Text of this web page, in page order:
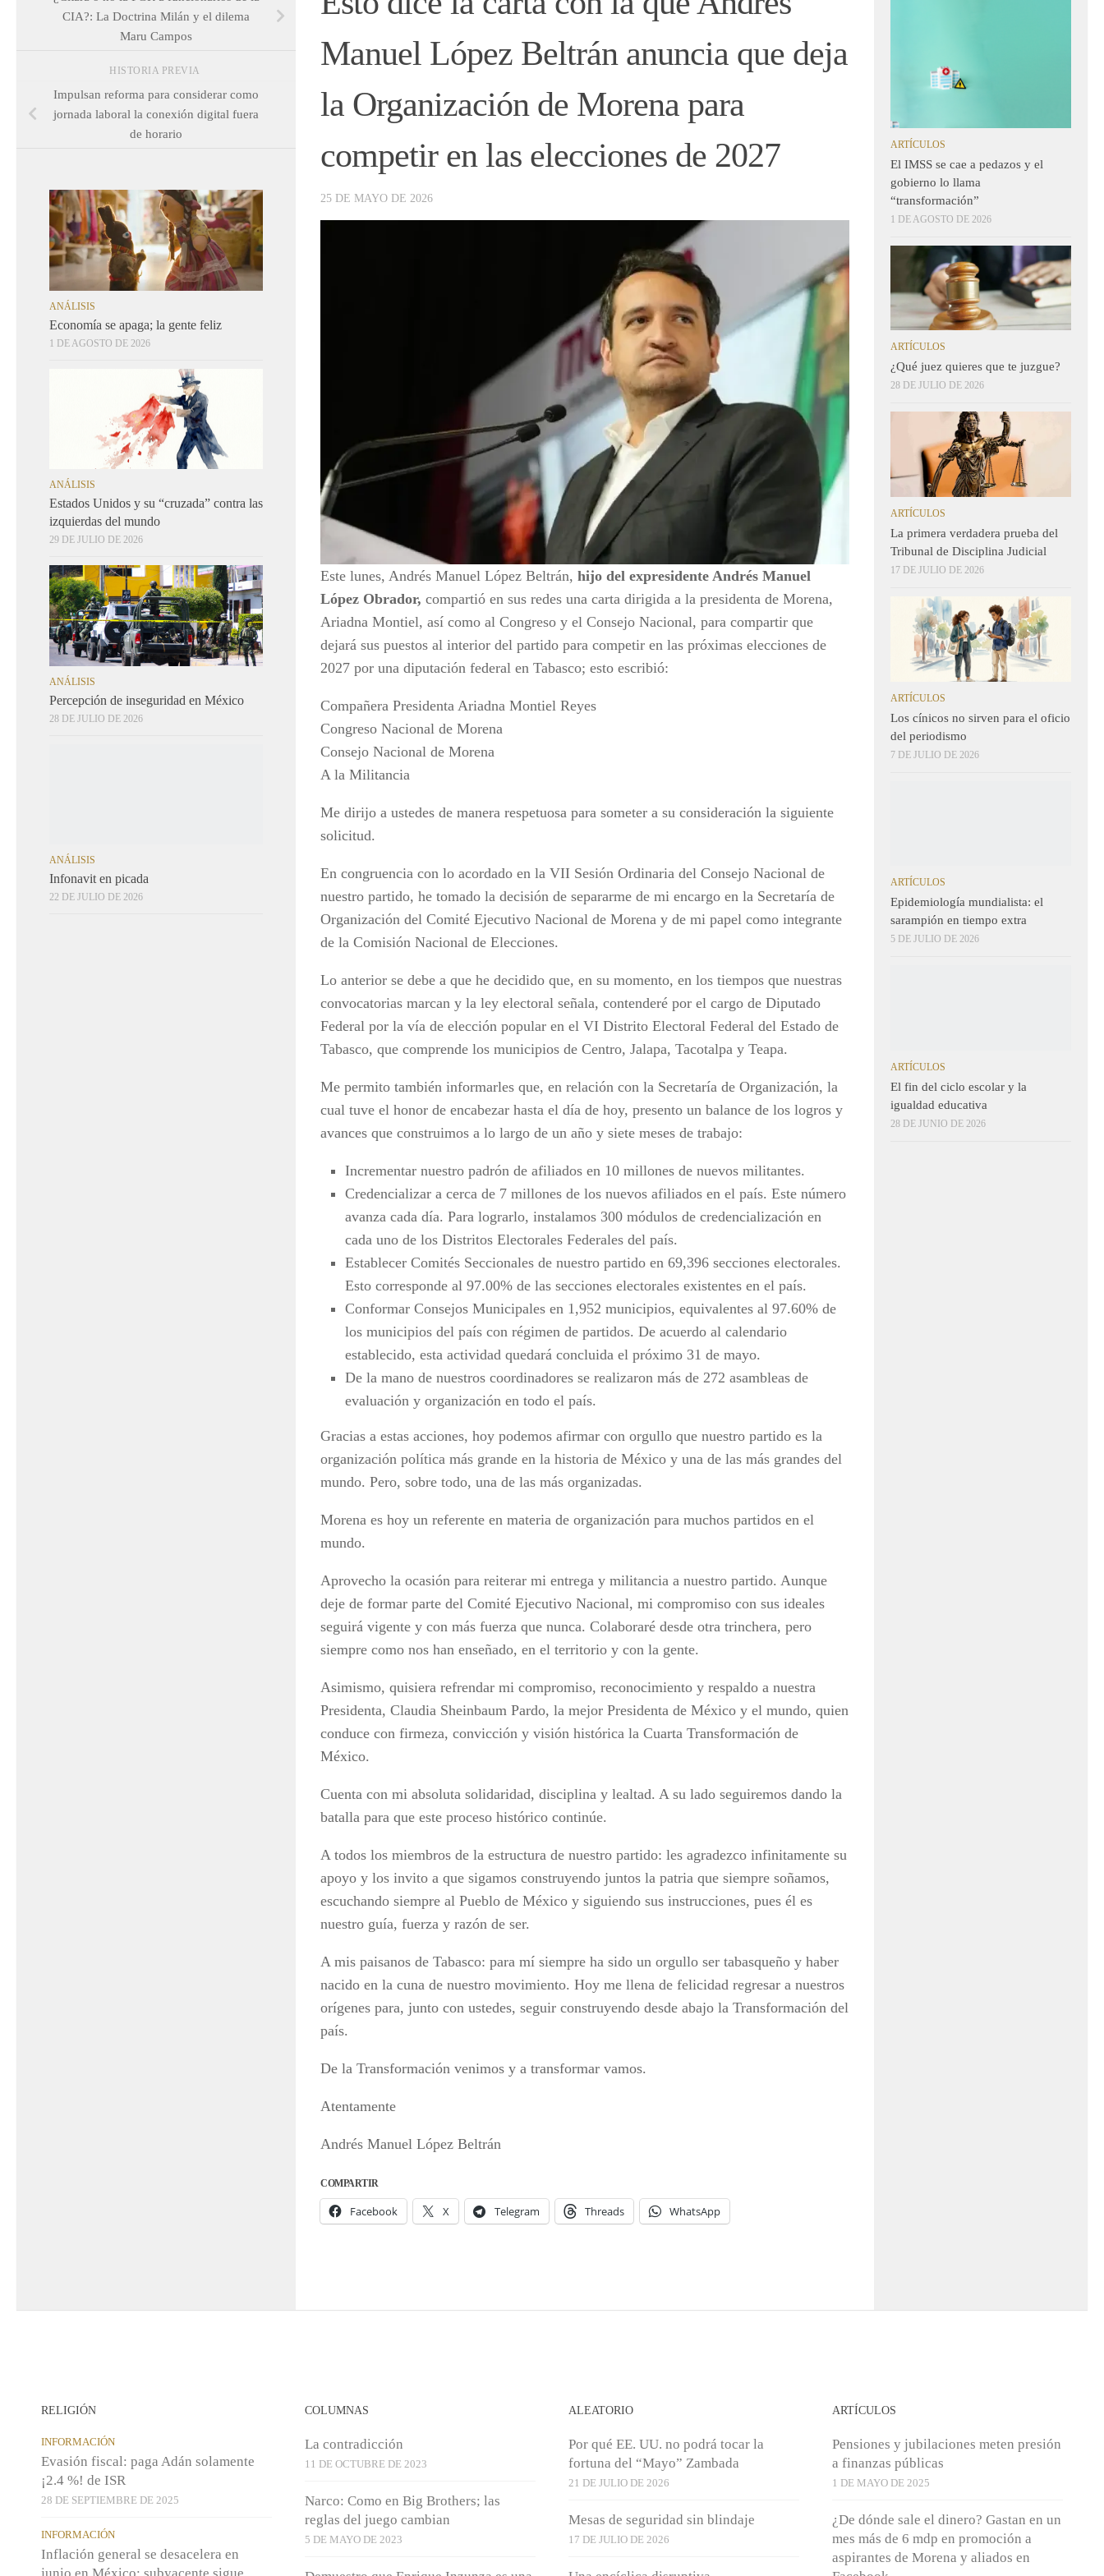
Manuel López Beltrán anuncia que deja
la Organización de Morena para
competir en las elecciones de 2027
25 DE MAYO DE 2026
Este lunes, Andrés Manuel López Beltrán, hijo del expresidente Andrés Manuel
López Obrador, compartió en sus redes una carta dirigida a la presidenta de Morena,
Ariadna Montiel, así como al Congreso y el Consejo Nacional, para compartir que
dejará sus puestos al interior del partido para competir en las próximas elecciones de
2027 por una diputación federal en Tabasco; esto escribió:
Compañera Presidenta Ariadna Montiel Reyes
Congreso Nacional de Morena
Consejo Nacional de Morena
A la Militancia
Me dirijo a ustedes de manera respetuosa para someter a su consideración la siguiente
solicitud.
En congruencia con lo acordado en la VII Sesión Ordinaria del Consejo Nacional de
nuestro partido, he tomado la decisión de separarme de mi encargo en la Secretaría de
Organización del Comité Ejecutivo Nacional de Morena y de mi papel como integrante
de la Comisión Nacional de Elecciones.
Lo anterior se debe a que he decidido que, en su momento, en los tiempos que nuestras
convocatorias marcan y la ley electoral señala, contenderé por el cargo de Diputado
Federal por la vía de elección popular en el VI Distrito Electoral Federal del Estado de
Tabasco, que comprende los municipios de Centro, Jalapa, Tacotalpa y Teapa.
Me permito también informarles que, en relación con la Secretaría de Organización, la
cual tuve el honor de encabezar hasta el día de hoy, presento un balance de los logros y
avances que construimos a lo largo de un año y siete meses de trabajo:
Incrementar nuestro padrón de afiliados en 10 millones de nuevos militantes.
Credencializar a cerca de 7 millones de los nuevos afiliados en el país. Este número
avanza cada día. Para lograrlo, instalamos 300 módulos de credencialización en
cada uno de los Distritos Electorales Federales del país.
Establecer Comités Seccionales de nuestro partido en 69,396 secciones electorales.
Esto corresponde al 97.00% de las secciones electorales existentes en el país.
Conformar Consejos Municipales en 1,952 municipios, equivalentes al 97.60% de
los municipios del país con régimen de partidos. De acuerdo al calendario
establecido, esta actividad quedará concluida el próximo 31 de mayo.
De la mano de nuestros coordinadores se realizaron más de 272 asambleas de
evaluación y organización en todo el país.
Gracias a estas acciones, hoy podemos afirmar con orgullo que nuestro partido es la
organización política más grande en la historia de México y una de las más grandes del
mundo. Pero, sobre todo, una de las más organizadas.
Morena es hoy un referente en materia de organización para muchos partidos en el
mundo.
Aprovecho la ocasión para reiterar mi entrega y militancia a nuestro partido. Aunque
deje de formar parte del Comité Ejecutivo Nacional, mi compromiso con sus ideales
seguirá vigente y con más fuerza que nunca. Colaboraré desde otra trinchera, pero
siempre como nos han enseñado, en el territorio y con la gente.
Asimismo, quisiera refrendar mi compromiso, reconocimiento y respaldo a nuestra
Presidenta, Claudia Sheinbaum Pardo, la mejor Presidenta de México y el mundo, quien
conduce con firmeza, convicción y visión histórica la Cuarta Transformación de
México.
Cuenta con mi absoluta solidaridad, disciplina y lealtad. A su lado seguiremos dando la
batalla para que este proceso histórico continúe.
A todos los miembros de la estructura de nuestro partido: les agradezco infinitamente su
apoyo y los invito a que sigamos construyendo juntos la patria que siempre soñamos,
escuchando siempre al Pueblo de México y siguiendo sus instrucciones, pues él es
nuestro guía, fuerza y razón de ser.
A mis paisanos de Tabasco: para mí siempre ha sido un orgullo ser tabasqueño y haber
nacido en la cuna de nuestro movimiento. Hoy me llena de felicidad regresar a nuestros
orígenes para, junto con ustedes, seguir construyendo desde abajo la Transformación del
país.
De la Transformación venimos y a transformar vamos.
Atentamente
Andrés Manuel López Beltrán
COMPARTIR
Facebook X Telegram Threads WhatsApp
CIA?: La Doctrina Milán y el dilema
Maru Campos
HISTORIA PREVIA
Impulsan reforma para considerar como
jornada laboral la conexión digital fuera
de horario
ANÁLISIS
Economía se apaga; la gente feliz
1 DE AGOSTO DE 2026
ANÁLISIS
Estados Unidos y su “cruzada” contra las
izquierdas del mundo
29 DE JULIO DE 2026
ANÁLISIS
Percepción de inseguridad en México
28 DE JULIO DE 2026
ARTÍCULOS
El IMSS se cae a pedazos y el
gobierno lo llama
“transformación”
1 DE AGOSTO DE 2026
ARTÍCULOS
¿Qué juez quieres que te juzgue?
28 DE JULIO DE 2026
ARTÍCULOS
La primera verdadera prueba del
Tribunal de Disciplina Judicial
17 DE JULIO DE 2026
ARTÍCULOS
Los cínicos no sirven para el oficio
del periodismo
7 DE JULIO DE 2026
ARTÍCULOS
Epidemiología mundialista: el
sarampión en tiempo extra
5 DE JULIO DE 2026
ARTÍCULOS
El fin del ciclo escolar y la
igualdad educativa
28 DE JUNIO DE 2026
RELIGIÓN
INFORMACIÓN
Evasión fiscal: paga Adán solamente
¡2.4 %! de ISR
28 DE SEPTIEMBRE DE 2025
INFORMACIÓN
Inflación general se desacelera en
COLUMNAS
La contradicción
11 DE OCTUBRE DE 2023
Narco: Como en Big Brothers; las
reglas del juego cambian
5 DE MAYO DE 2023
ALEATORIO
Por qué EE. UU. no podrá tocar la
fortuna del “Mayo” Zambada
21 DE JULIO DE 2026
Mesas de seguridad sin blindaje
17 DE JULIO DE 2026
ARTÍCULOS
Pensiones y jubilaciones meten presión
a finanzas públicas
1 DE MAYO DE 2025
¿De dónde sale el dinero? Gastan en un
mes más de 6 mdp en promoción a
aspirantes de Morena y aliados en